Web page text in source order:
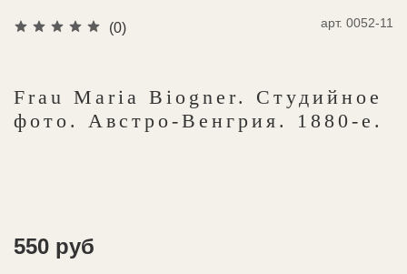
(0) арт. 0052-11
Frau Maria Biogner. Студийное
фото. Австро-Венгрия. 1880-е.
550 руб